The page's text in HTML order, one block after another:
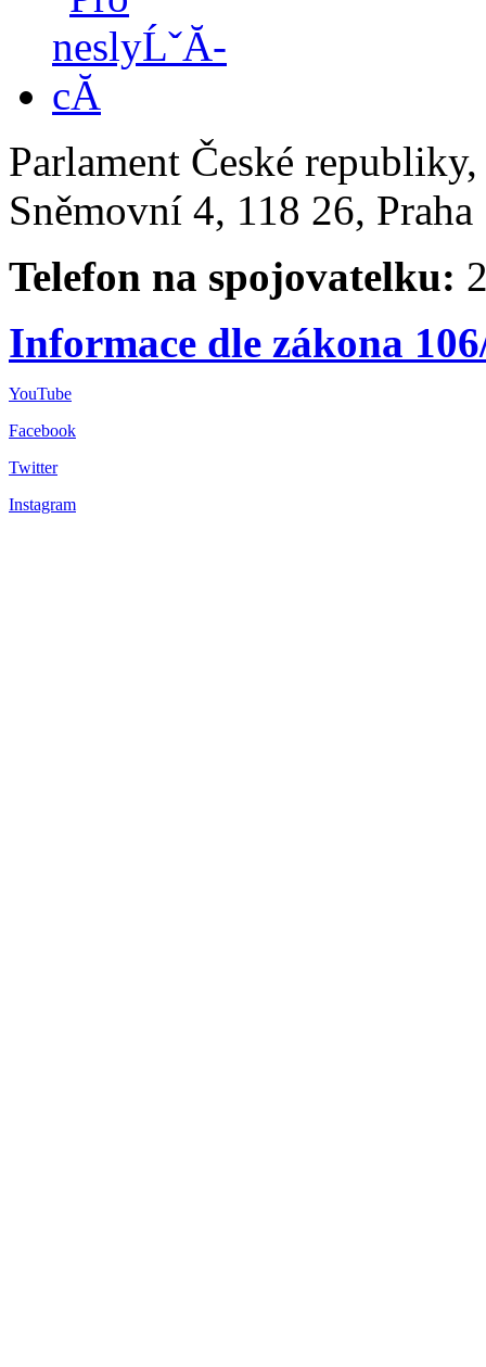
Parlament České
Sněmovní 4, 118 26,
Telefon na spojovatelku:
Informace dle zákona
YouTube
Facebook
Twitter
Instagram